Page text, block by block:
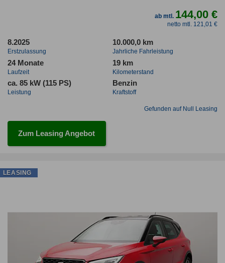
ab mtl. 144,00 €
netto mtl. 121,01 €
8.2025
Erstzulassung
10.000,0 km
Jahrliche Fahrleistung
24 Monate
Laufzeit
19 km
Kilometerstand
ca. 85 kW (115 PS)
Leistung
Benzin
Kraftstoff
Gefunden auf Null Leasing
Zum Leasing Angebot
LEASING